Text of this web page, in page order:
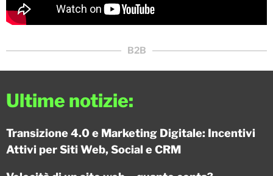
B2B
Ultime notizie:
Transizione 4.0 e Marketing Digitale: Incentivi
Attivi per Siti Web, Social e CRM